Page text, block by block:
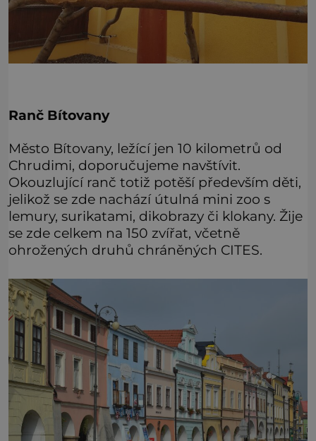
Ranč Bítovany
Město Bítovany, ležící jen 10 kilometrů od
Chrudimi, doporučujeme navštívit.
Okouzlující ranč totiž potěší především děti,
jelikož se zde nachází útulná mini zoo s
lemury, surikatami, dikobrazy či klokany. Žije
se zde celkem na 150 zvířat, včetně
ohrožených druhů chráněných CITES.